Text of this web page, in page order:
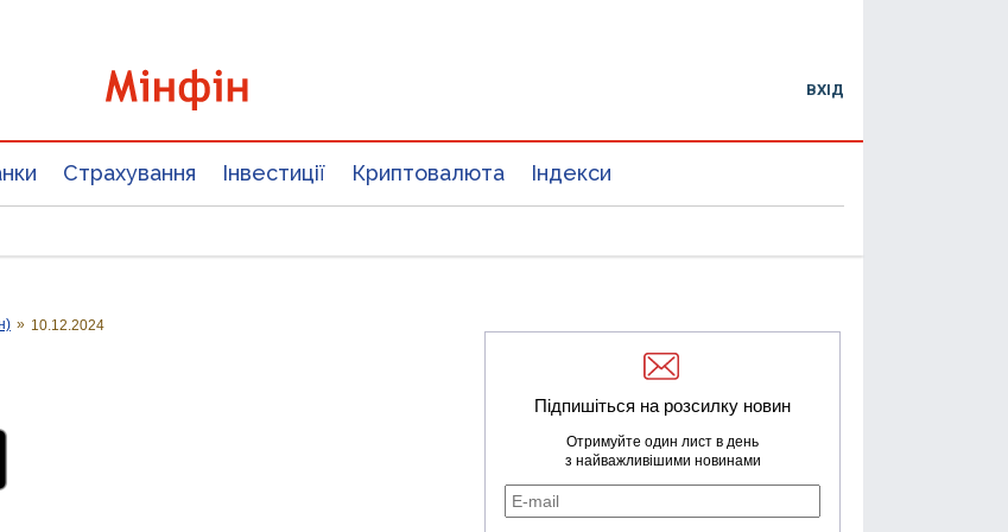
ВХІД
Страхування Інвестиції Криптовалюта Індекси
» 10.12.2024
Підпишіться на розсилку новин
Отримуйте один лист в день
з найважливішими новинами